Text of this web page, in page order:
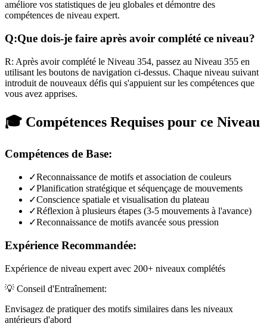
améliore vos statistiques de jeu globales et démontre des
compétences de niveau expert.
Q:Que dois-je faire après avoir complété ce niveau?
R: Après avoir complété le Niveau 354, passez au Niveau 355 en
utilisant les boutons de navigation ci-dessus. Chaque niveau suivant
introduit de nouveaux défis qui s'appuient sur les compétences que
vous avez apprises.
🎓 Compétences Requises pour ce Niveau
Compétences de Base:
✓Reconnaissance de motifs et association de couleurs
✓Planification stratégique et séquençage de mouvements
✓Conscience spatiale et visualisation du plateau
✓Réflexion à plusieurs étapes (3-5 mouvements à l'avance)
✓Reconnaissance de motifs avancée sous pression
Expérience Recommandée:
Expérience de niveau expert avec 200+ niveaux complétés
💡 Conseil d'Entraînement:
Envisagez de pratiquer des motifs similaires dans les niveaux
antérieurs d'abord